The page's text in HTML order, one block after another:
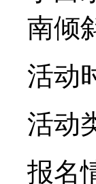
南倾
活动
活动
报名